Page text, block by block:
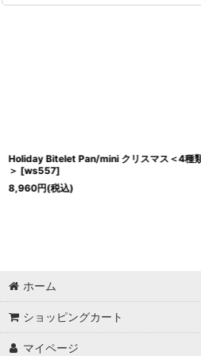
Holiday Bitelet Pan/mini クリスマス＜4種
＞ [ws557]
8,960円(税込)
ホーム
ショッピングカート
マイページ